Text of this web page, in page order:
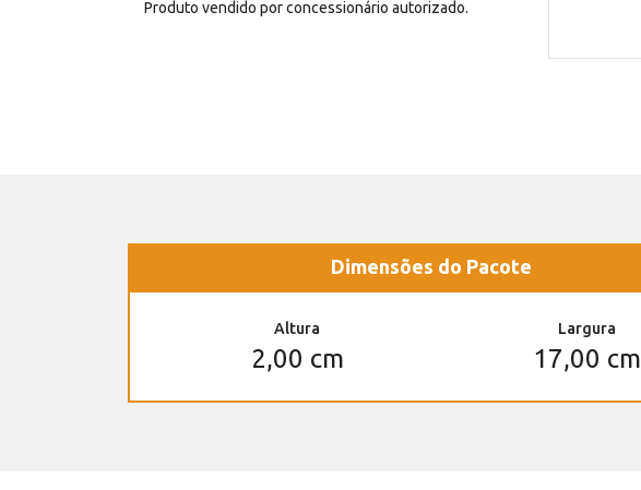
Produto vendido por concessionário autorizado.
Dimensões do Pacote
Altura
2,00 cm
Largura
17,00 cm